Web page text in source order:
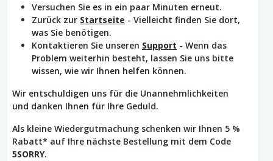
Versuchen Sie es in ein paar Minuten erneut.
Zurück zur Startseite - Vielleicht finden Sie dort,
was Sie benötigen.
Kontaktieren Sie unseren Support - Wenn das
Problem weiterhin besteht, lassen Sie uns bitte
wissen, wie wir Ihnen helfen können.
Wir entschuldigen uns für die Unannehmlichkeiten
und danken Ihnen für Ihre Geduld.
Als kleine Wiedergutmachung schenken wir Ihnen 5 %
Rabatt* auf Ihre nächste Bestellung mit dem Code
5SORRY.